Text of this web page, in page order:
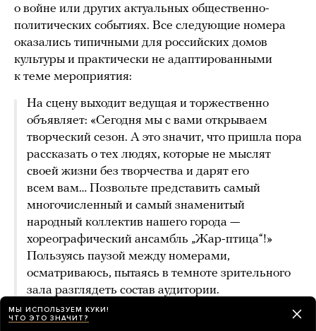
о войне или других актуальных общественно-
политических событиях. Все следующие номера
оказались типичными для российских домов
культуры и практически не адаптированными
к теме мероприятия:
На сцену выходит ведущая и торжественно
объявляет: «Сегодня мы с вами открываем
творческий сезон. А это значит, что пришла пора
рассказать о тех людях, которые не мыслят
своей жизни без творчества и дарят его
всем вам… Позвольте представить самый
многочисленный и самый знаменитый
народный коллектив нашего города —
хореографический ансамбль „Жар-птица“!»
Пользуясь паузой между номерами,
осматриваюсь, пытаясь в темноте зрительного
зала разглядеть состав аудитории.
Подавляющее большинство — пенсионеры.
Несколько молодых женщин — вероятно, мамы
МЫ ИСПОЛЬЗУЕМ КУКИ!
ЧТО ЭТО ЗНАЧИТ?